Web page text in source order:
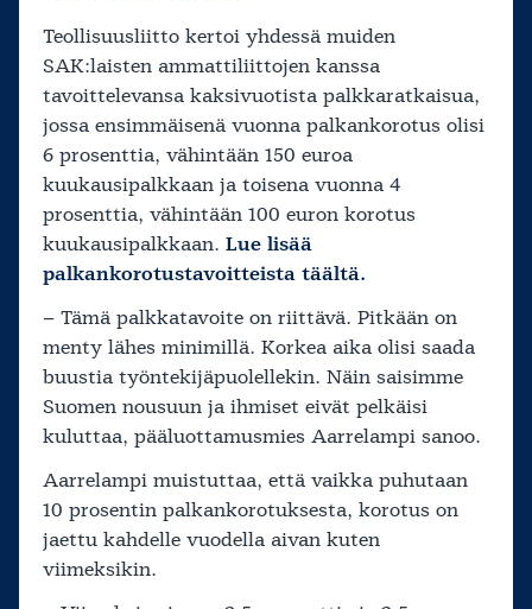
Teollisuusliitto kertoi yhdessä muiden
SAK:laisten ammattiliittojen kanssa
tavoittelevansa kaksivuotista palkkaratkaisua,
jossa ensimmäisenä vuonna palkankorotus olisi
6 prosenttia, vähintään 150 euroa
kuukausipalkkaan ja toisena vuonna 4
prosenttia, vähintään 100 euron korotus
kuukausipalkkaan. Lue lisää
palkankorotustavoitteista täältä.
– Tämä palkkatavoite on riittävä. Pitkään on
menty lähes minimillä. Korkea aika olisi saada
buustia työntekijäpuolellekin. Näin saisimme
Suomen nousuun ja ihmiset eivät pelkäisi
kuluttaa, pääluottamusmies Aarrelampi sanoo.
Aarrelampi muistuttaa, että vaikka puhutaan
10 prosentin palkankorotuksesta, korotus on
jaettu kahdelle vuodella aivan kuten
viimeksikin.